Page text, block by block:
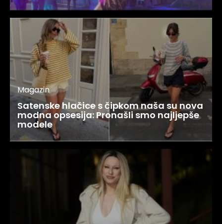
Magazin
Satenske hlačice s čipkom naša su nova
modna opsesija: Pronašli smo najljepše
modele